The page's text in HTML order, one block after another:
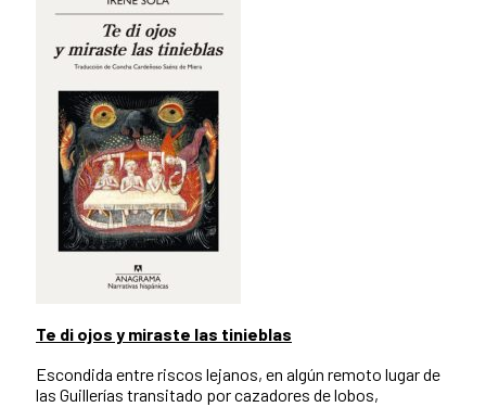
Te di ojos y miraste las tinieblas
Escondida entre riscos lejanos, en algún remoto lugar de
las Guillerías transitado por cazadores de lobos,